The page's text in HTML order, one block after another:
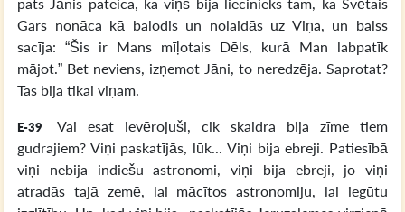
Gars nonāca kā balodis un nolaidās uz Viņa, un balss
sacīja: “Šis ir Mans mīļotais Dēls, kurā Man labpatīk
mājot.” Bet neviens, izņemot Jāni, to neredzēja. Saprotat?
Tas bija tikai viņam.
E-39
Vai esat ievērojuši, cik skaidra bija zīme tiem
gudrajiem? Viņi paskatījās, lūk... Viņi bija ebreji. Patiesībā
viņi nebija indiešu astronomi, viņi bija ebreji, jo viņi
atradās tajā zemē, lai mācītos astronomiju, lai iegūtu